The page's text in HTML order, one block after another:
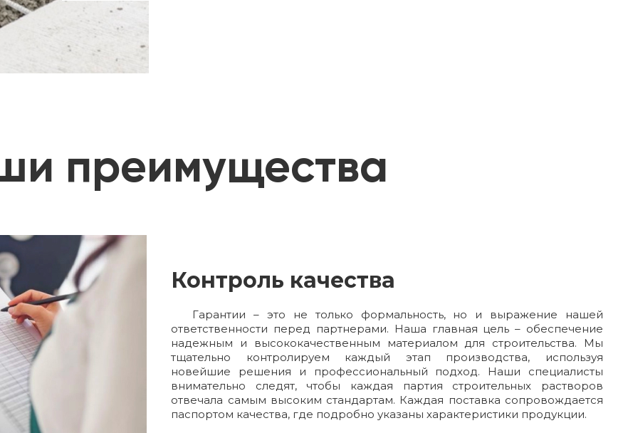
преимущества
Контроль качества
Гарантии – это не только формальность, но и выражение нашей
ответственности перед партнерами. Наша главная цель – обеспечение
надежным и высококачественным материалом для строительства. Мы
тщательно контролируем каждый этап производства, используя
новейшие решения и профессиональный подход. Наши специалисты
внимательно следят, чтобы каждая партия строительных растворов
отвечала самым высоким стандартам. Каждая поставка сопровождается
паспортом качества, где подробно указаны характеристики продукции.